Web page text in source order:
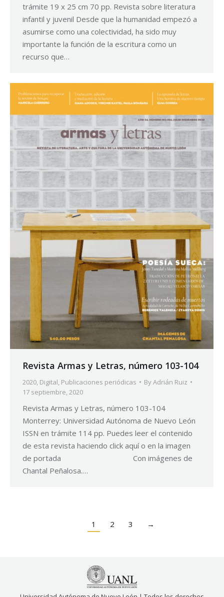
trámite 19 x 25 cm 70 pp. Revista sobre literatura
infantil y juvenil Desde que la humanidad empezó a
asumirse como una colectividad, ha sido muy
importante la función de la escritura como un
recurso que…
Revista Armas y Letras, número 103-104
2020, Digital, Publicaciones periódicas ByAdrián Ruiz
17 septiembre, 2020
Revista Armas y Letras, número 103-104
Monterrey: Universidad Autónoma de Nuevo León
ISSN en trámite 114 pp. Puedes leer el contenido
de esta revista haciendo click aquí o en la imagen
de portada Con imágenes de
Chantal Peñalosa.…
1 2 3 →